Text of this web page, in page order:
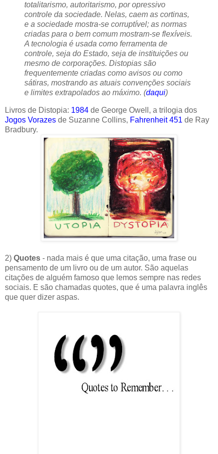
totalitarismo, autoritarismo, por opressivo
controle da sociedade. Nelas, caem as cortinas,
e a sociedade mostra-se corruptível; as normas
criadas para o bem comum mostram-se flexíveis.
A tecnologia é usada como ferramenta de
controle, seja do Estado, seja de instituições ou
mesmo de corporações. Distopias são
frequentemente criadas como avisos ou como
sátiras, mostrando as atuais convenções sociais
e limites extrapolados ao máximo. (daqui)
Livros de Distopia: 1984 de George Owell, a trilogia dos
Jogos Vorazes de Suzanne Collins, Fahrenheit 451 de Ray
Bradbury.
2) Quotes - nada mais é que uma citação, uma frase ou
pensamento de um livro ou de um autor. São aquelas
citações de alguém famoso que lemos sempre nas redes
sociais. E são chamadas quotes, que é uma palavra inglês
que quer dizer aspas.